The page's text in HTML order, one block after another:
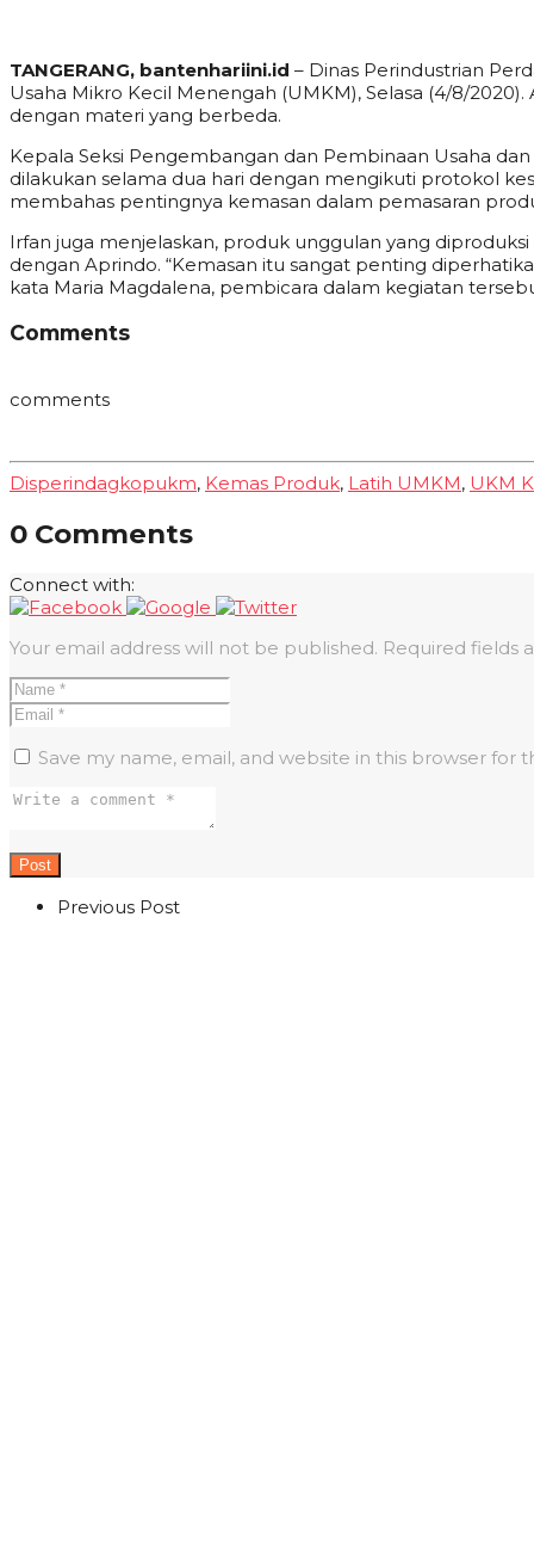
TANGERANG, bantenhariini.id – Dinas Perindustrian
Usaha Mikro Kecil Menengah (UMKM), Selasa (4/8/
dengan materi yang berbeda.
Kepala Seksi Pengembangan dan Pembinaan Usaha
dilakukan selama dua hari dengan mengikuti protokol
membahas pentingnya kemasan dalam pemasaran
Irfan juga menjelaskan, produk unggulan yang
dengan Aprindo. “Kemasan itu sangat penting
kata Maria Magdalena, pembicara dalam kegiatan
Comments
comments
Disperindagkopukm, Kemas Produk, Latih UMKM, UKM
0 Comments
Connect with:
Your email address will not be published. Required fields
Save my name, email, and website in this browser for
Previous Post